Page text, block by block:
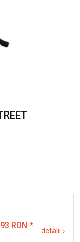
RON *
detalii ›